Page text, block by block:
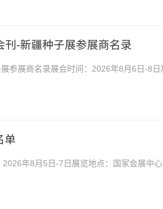
-新疆种子展参展商名录
参展商名录展会时间：2026年8月6日-8日
子展示交易会会刊...
单
年8月5日-7日展览地点：国家会展中心
你寻找项...